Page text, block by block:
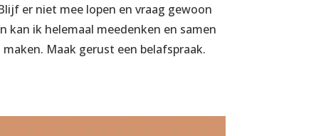
er niet mee lopen en vraag gewoon
kan ik helemaal meedenken en samen
Maak gerust een belafspraak.